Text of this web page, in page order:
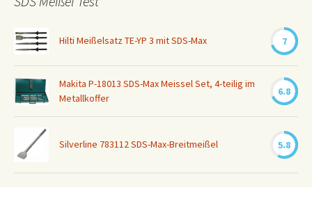
Hilti Meißelsatz TE-YP 3 mit SDS-Max 7
Makita P-18013 SDS-Max Meissel Set, 4-teilig im
Metallkoffer
6.8
Silverline 783112 SDS-Max-Breitmeißel 5.8